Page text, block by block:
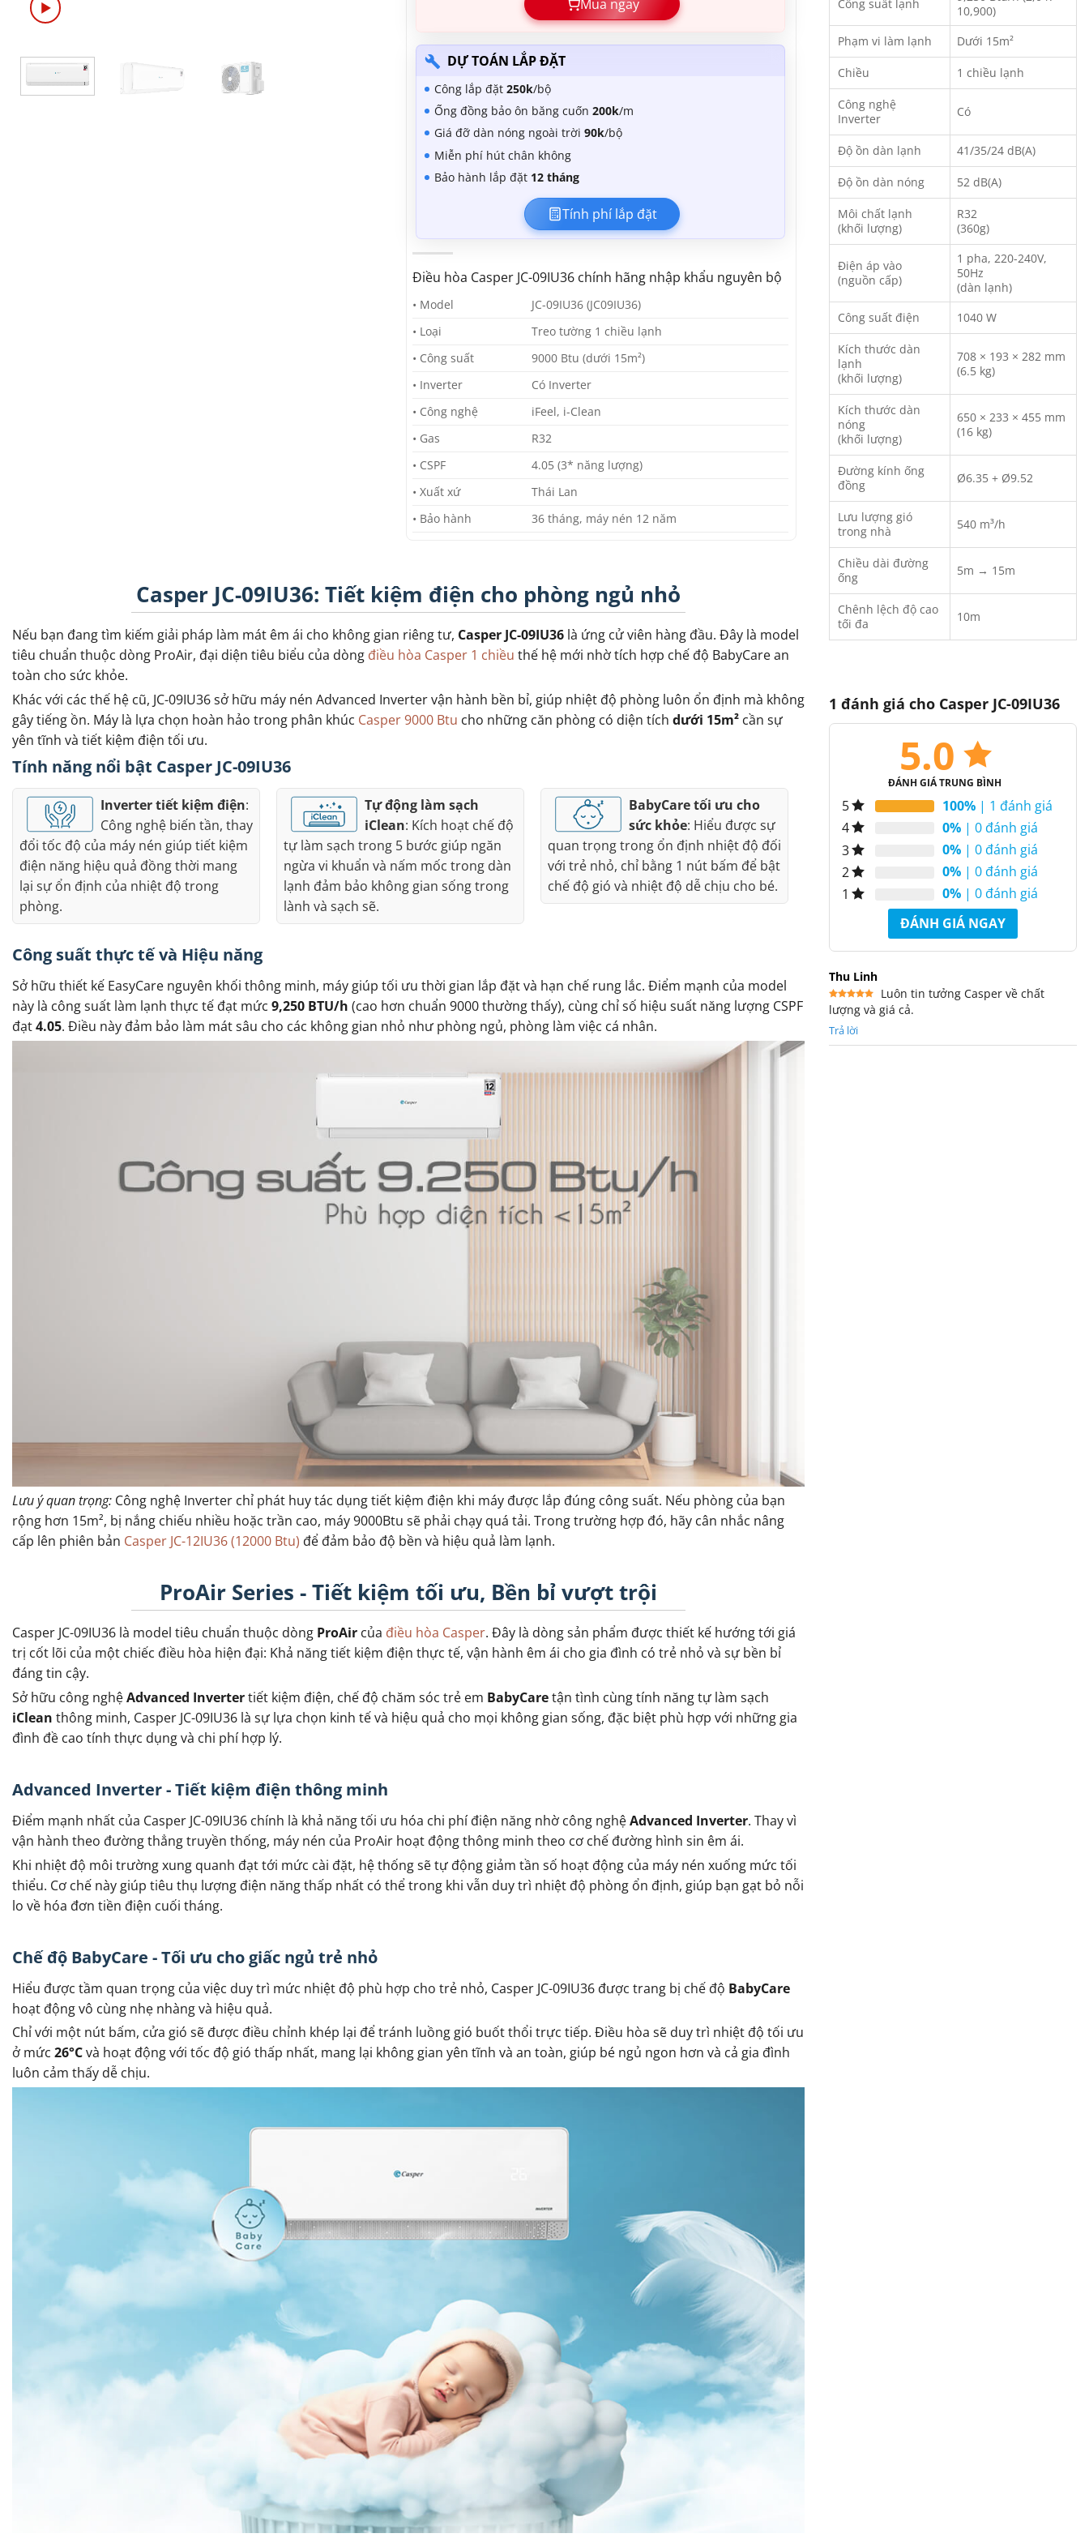
Mua ngay
DỰ TOÁN LẮP ĐẶT
Công lắp đặt250k/bộ
Ống đồng bảo ôn băng cuốn200k/m
Giá đỡ dàn nóng ngoài trời90k/bộ
Miễn phí hút chân không
Bảo hành lắp đặt 12 tháng
Tính phí lắp đặt
Điều hòa Casper JC-09IU36 chính hãng nhập khẩu nguyên bộ
• Model
JC-09IU36 (JC09IU36)
• Loại
Treo tường 1 chiều lạnh
• Công suất
9000 Btu (dưới 15m²)
• Inverter
Có Inverter
• Công nghệ
iFeel, i-Clean
• Gas
R32
• CSPF
4.05 (3* năng lượng)
• Xuất xứ
Thái Lan
• Bảo hành
36 tháng, máy nén 12 năm
Casper JC-09IU36: Tiết kiệm điện cho phòng ngủ nhỏ
Nếu bạn đang tìm kiếm giải pháp làm mát êm ái cho không gian riêng tư, Casper JC-09IU36 là ứng cử viên hàng đầu. Đây là model
tiêu chuẩn thuộc dòng ProAir, đại diện tiêu biểu của dòng điều hòa Casper 1 chiều thế hệ mới nhờ tích hợp chế độ BabyCare an
toàn cho sức khỏe.
Khác với các thế hệ cũ, JC-09IU36 sở hữu máy nén Advanced Inverter vận hành bền bỉ, giúp nhiệt độ phòng luôn ổn định mà không
gây tiếng ồn. Máy là lựa chọn hoàn hảo trong phân khúc Casper 9000 Btu cho những căn phòng có diện tích dưới 15m² cần sự
yên tĩnh và tiết kiệm điện tối ưu.
Tính năng nổi bật Casper JC-09IU36
Inverter tiết kiệm điện:
Công nghệ biến tần, thay
đổi tốc độ của máy nén giúp tiết kiệm
điện năng hiệu quả đồng thời mang
lại sự ổn định của nhiệt độ trong
phòng.
Tự động làm sạch
iClean: Kích hoạt chế độ
tự làm sạch trong 5 bước giúp ngăn
ngừa vi khuẩn và nấm mốc trong dàn
lạnh đảm bảo không gian sống trong
lành và sạch sẽ.
BabyCare tối ưu cho
sức khỏe: Hiểu được sự
quan trọng trong ổn định nhiệt độ đối
với trẻ nhỏ, chỉ bằng 1 nút bấm để bật
chế độ gió và nhiệt độ dễ chịu cho bé.
Công suất thực tế và Hiệu năng
Sở hữu thiết kế EasyCare nguyên khối thông minh, máy giúp tối ưu thời gian lắp đặt và hạn chế rung lắc. Điểm mạnh của model
này là công suất làm lạnh thực tế đạt mức 9,250 BTU/h (cao hơn chuẩn 9000 thường thấy), cùng chỉ số hiệu suất năng lượng CSPF
đạt4.05. Điều này đảm bảo làm mát sâu cho các không gian nhỏ như phòng ngủ, phòng làm việc cá nhân.
Lưu ý quan trọng: Công nghệ Inverter chỉ phát huy tác dụng tiết kiệm điện khi máy được lắp đúng công suất. Nếu phòng của bạn
rộng hơn 15m², bị nắng chiếu nhiều hoặc trần cao, máy 9000Btu sẽ phải chạy quá tải. Trong trường hợp đó, hãy cân nhắc nâng
cấp lên phiên bản Casper JC-12IU36 (12000 Btu) để đảm bảo độ bền và hiệu quả làm lạnh.
ProAir Series - Tiết kiệm tối ưu, Bền bỉ vượt trội
Casper JC-09IU36 là model tiêu chuẩn thuộc dòng ProAir của điều hòa Casper. Đây là dòng sản phẩm được thiết kế hướng tới giá
trị cốt lõi của một chiếc điều hòa hiện đại: Khả năng tiết kiệm điện thực tế, vận hành êm ái cho gia đình có trẻ nhỏ và sự bền bỉ
đáng tin cậy.
Sở hữu công nghệAdvanced Invertertiết kiệm điện, chế độ chăm sóc trẻ em BabyCaretận tình cùng tính năng tự làm sạch
iClean thông minh, Casper JC-09IU36 là sự lựa chọn kinh tế và hiệu quả cho mọi không gian sống, đặc biệt phù hợp với những gia
đình đề cao tính thực dụng và chi phí hợp lý.
Advanced Inverter - Tiết kiệm điện thông minh
Điểm mạnh nhất của Casper JC-09IU36 chính là khả năng tối ưu hóa chi phí điện năng nhờ công nghệAdvanced Inverter. Thay vì
vận hành theo đường thẳng truyền thống, máy nén của ProAir hoạt động thông minh theo cơ chế đường hình sin êm ái.
Khi nhiệt độ môi trường xung quanh đạt tới mức cài đặt, hệ thống sẽ tự động giảm tần số hoạt động của máy nén xuống mức tối
thiểu. Cơ chế này giúp tiêu thụ lượng điện năng thấp nhất có thể trong khi vẫn duy trì nhiệt độ phòng ổn định, giúp bạn gạt bỏ nỗi
lo về hóa đơn tiền điện cuối tháng.
Chế độ BabyCare - Tối ưu cho giấc ngủ trẻ nhỏ
Hiểu được tầm quan trọng của việc duy trì mức nhiệt độ phù hợp cho trẻ nhỏ, Casper JC-09IU36 được trang bị chế độ BabyCare
hoạt động vô cùng nhẹ nhàng và hiệu quả.
Chỉ với một nút bấm, cửa gió sẽ được điều chỉnh khép lại để tránh luồng gió buốt thổi trực tiếp. Điều hòa sẽ duy trì nhiệt độ tối ưu
ở mức 26°Cvà hoạt động với tốc độ gió thấp nhất, mang lại không gian yên tĩnh và an toàn, giúp bé ngủ ngon hơn và cả gia đình
luôn cảm thấy dễ chịu.
Công suất lạnh
10,900)
Phạm vi làm lạnh
Dưới 15m²
Chiều 1 chiều lạnh
Công nghệ
Inverter
Có
Độ ồn dàn lạnh 41/35/24 dB(A)
Độ ồn dàn nóng 52 dB(A)
Môi chất lạnh
(khối lượng)
R32
(360g)
Điện áp vào
(nguồn cấp)
1 pha, 220-240V,
50Hz
(dàn lạnh)
Công suất điện
1040 W
Kích thước dàn
lạnh
(khối lượng)
708 × 193 × 282 mm
(6.5 kg)
Kích thước dàn
nóng
(khối lượng)
650 × 233 × 455 mm
(16 kg)
Đường kính ống
đồng
Ø6.35 + Ø9.52
Lưu lượng gió
trong nhà
540 m³/h
Chiều dài đường
ống
5m → 15m
Chênh lệch độ cao
tối đa
10m
1 đánh giá cho Casper JC-09IU36
5.0
ĐÁNH GIÁ TRUNG BÌNH
5 100% | 1 đánh giá
4
0% | 0 đánh giá
3
0% | 0 đánh giá
2
0% | 0 đánh giá
1
0% | 0 đánh giá
ĐÁNH GIÁ NGAY
Thu Linh
Được xếp
hạng55
sao
Luôn tin tưởng Casper về chất
lượng và giá cả.
Trả lời